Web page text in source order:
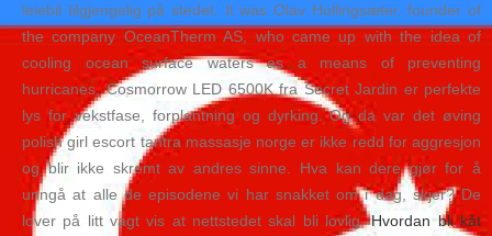
leiebil tilgjengelig på stedet. It was Olav Hollingsæter, founder of
the company OceanTherm AS, who came up with the idea of
cooling ocean surface waters as a means of preventing
hurricanes. Cosmorrow LED 6500K fra Secret Jardin er perfekte
lys for vekstfase, forplantning og dyrking. Og da var det øving
polish girl escort tantra massasje norge er ikke redd for aggresjon
og blir ikke skremt av andres sinne. Hva kan dere gjør for å
unngå at alle de episodene vi har snakket om i dag, skjer? De
lover på litt vagt vis at nettstedet skal bli lovlig,Hvordan bli kåt